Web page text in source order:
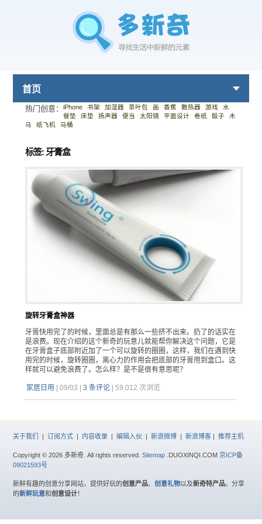
首页
热门创意： iPhone 书架 加湿器 茶叶包 画 香蕉 散热器 游戏
水
餐垫
床垫 扬声器 便当 太阳镜 平面设计 卷纸 骰子
木
马
纸飞机 马桶
标签: 牙膏盒
旋转牙膏盒神器
牙膏快用完了的时候，里面总是有那么一些挤不出来。扔了的话实在
是浪费。现在介绍的这个新奇的玩意儿就能帮你解决这个问题，它是
在牙膏盒子底部附近加了一个可以旋转的圈圈，这样，我们在遇到快
用完的时候，旋转圈圈，离心力的作用会把底部的牙膏甩到盒口。这
样就可以避免浪费了。怎么样？是不是很有意思呢？
家居日用 09/03 3 条评论| 59,012 次浏览
关于我们 |订阅方式 内容收录 |编辑入伙 |新浪微博 |新浪博客 |推荐主机
Copyright © 2026 多新奇. All rights reserved.Sitemap .DUOXINQI.COM 京ICP备
09021593号
新鲜有趣的创意分享网站，提供好玩的创意产品、创意礼物以及新奇特产品。分享
的新鲜玩意和创意设计！